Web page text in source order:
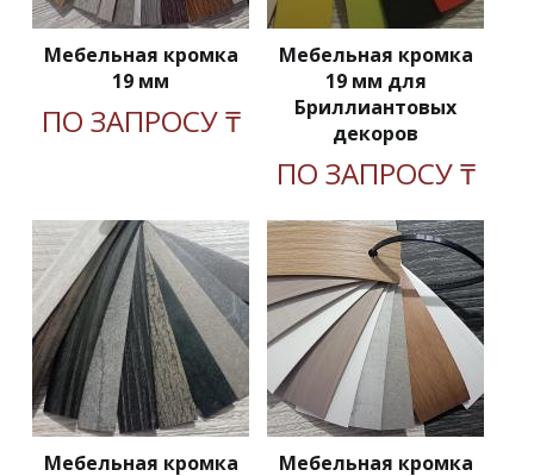
Мебельная кромка
19 мм
ПО ЗАПРОСУ ₸
Мебельная кромка
19 мм для
Бриллиантовых
декоров
ПО ЗАПРОСУ ₸
Мебельная кромка
Мебельная кромка